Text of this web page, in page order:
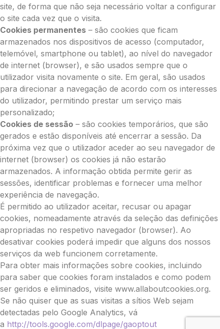
site, de forma que não seja necessário voltar a configurar
o site cada vez que o visita.
Cookies permanentes – são cookies que ficam
armazenados nos dispositivos de acesso (computador,
telemóvel, smartphone ou tablet), ao nível do navegador
de internet (browser), e são usados sempre que o
utilizador visita novamente o site. Em geral, são usados
para direcionar a navegação de acordo com os interesses
do utilizador, permitindo prestar um serviço mais
personalizado;
Cookies de sessão – são cookies temporários, que são
gerados e estão disponíveis até encerrar a sessão. Da
próxima vez que o utilizador aceder ao seu navegador de
internet (browser) os cookies já não estarão
armazenados. A informação obtida permite gerir as
sessões, identificar problemas e fornecer uma melhor
experiência de navegação.
É permitido ao utilizador aceitar, recusar ou apagar
cookies, nomeadamente através da seleção das definições
apropriadas no respetivo navegador (browser). Ao
desativar cookies poderá impedir que alguns dos nossos
serviços da web funcionem corretamente.
Para obter mais informações sobre cookies, incluindo
para saber que cookies foram instalados e como podem
ser geridos e eliminados, visite www.allaboutcookies.org.
Se não quiser que as suas visitas a sítios Web sejam
detectadas pelo Google Analytics, vá
a http://tools.google.com/dlpage/gaoptout